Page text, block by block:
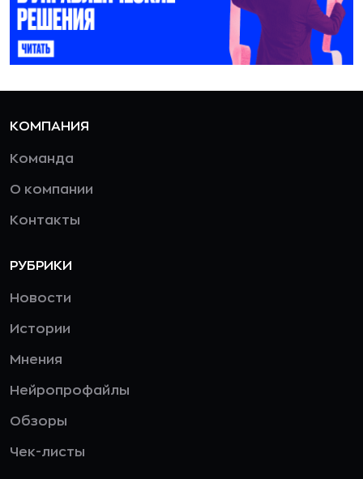
КОМПАНИЯ
Команда
О компании
Контакты
РУБРИКИ
Новости
Истории
Мнения
Нейропрофайлы
Обзоры
Чек-листы